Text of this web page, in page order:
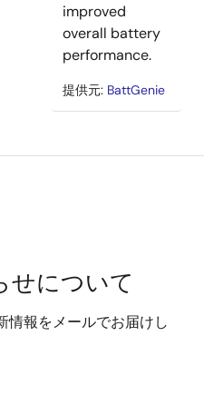
improved
overall battery
performance.
提供元: BattGenie
せについて
情報をメールでお届けし